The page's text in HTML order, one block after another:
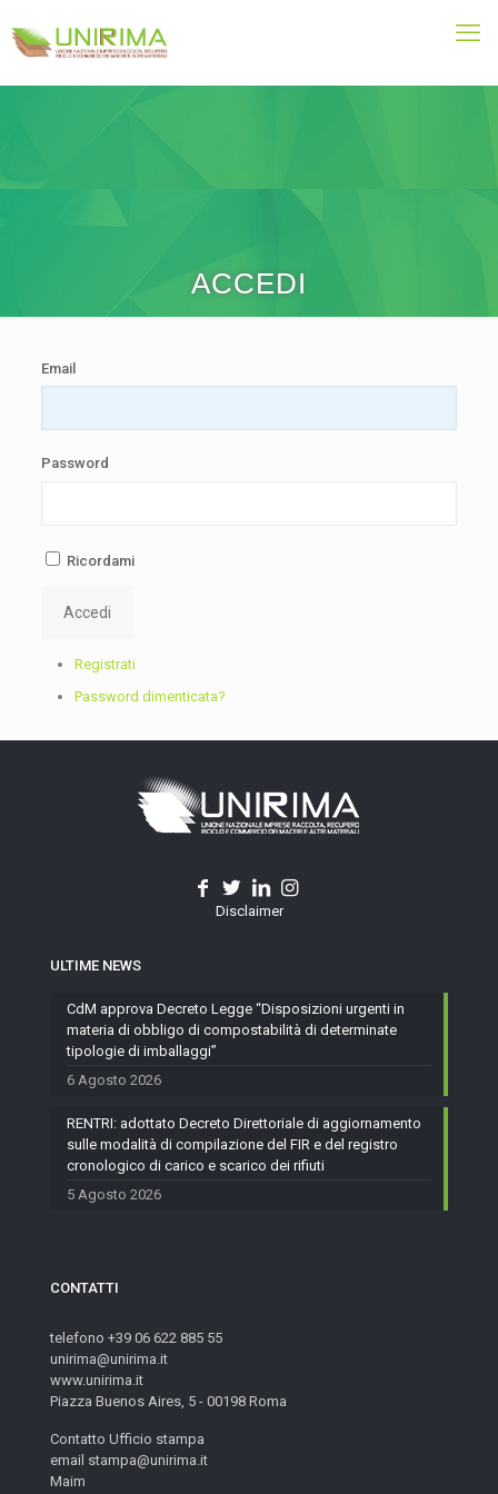
ACCEDI
Email
Password
Ricordami
Accedi
Registrati
Password dimenticata?
Disclaimer
ULTIME NEWS
CdM approva Decreto Legge “Disposizioni urgenti in
materia di obbligo di compostabilità di determinate
tipologie di imballaggi”
6 Agosto 2026
RENTRI: adottato Decreto Direttoriale di aggiornamento
sulle modalità di compilazione del FIR e del registro
cronologico di carico e scarico dei rifiuti
5 Agosto 2026
CONTATTI
telefono +39 06 622 885 55
unirima@unirima.it
www.unirima.it
Piazza Buenos Aires, 5 - 00198 Roma
Contatto Ufficio stampa
email stampa@unirima.it
Maim